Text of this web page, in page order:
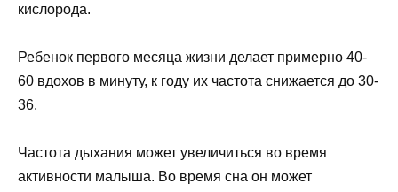
кислорода.
Ребенок первого месяца жизни делает примерно 40-
60 вдохов в минуту, к году их частота снижается до 30-
36.
Частота дыхания может увеличиться во время
активности малыша. Во время сна он может